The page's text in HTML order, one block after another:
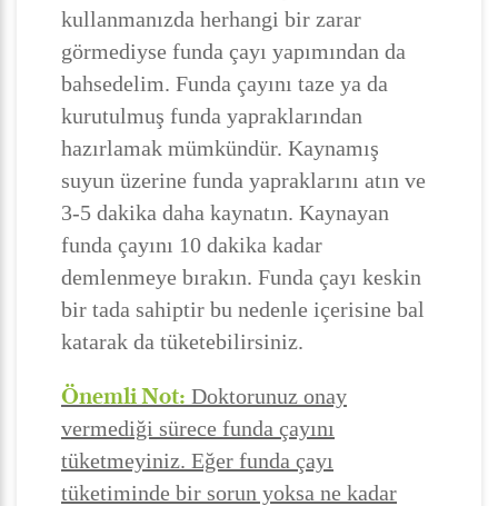
kullanmanızda herhangi bir zarar
görmediyse funda çayı yapımından da
bahsedelim. Funda çayını taze ya da
kurutulmuş funda yapraklarından
hazırlamak mümkündür. Kaynamış
suyun üzerine funda yapraklarını atın ve
3-5 dakika daha kaynatın. Kaynayan
funda çayını 10 dakika kadar
demlenmeye bırakın. Funda çayı keskin
bir tada sahiptir bu nedenle içerisine bal
katarak da tüketebilirsiniz.
Önemli Not: Doktorunuz onay
vermediği sürece funda çayını
tüketmeyiniz. Eğer funda çayı
tüketiminde bir sorun yoksa ne kadar